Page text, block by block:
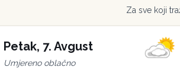
Za sve koji
Petak, 7. Avgust
Umjereno oblačno